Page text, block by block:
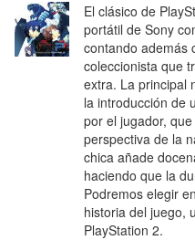
El clásico de
portátil de Sony
contando además
coleccionista que
extra. La principal
la introducción de
por el jugador,
perspectiva de la
chica añade
haciendo que la
Podremos elegir
historia del juego,
PlayStation 2.